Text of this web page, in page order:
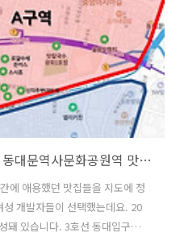
3호선 동대입구역, 2/4/5호선 동대문역사문화공원역 맛집 분포도
에 애용했던 맛집들을 지도에 정
개발자들이 선택했는데요. 20
있습니다. 3호선 동대입구역 2